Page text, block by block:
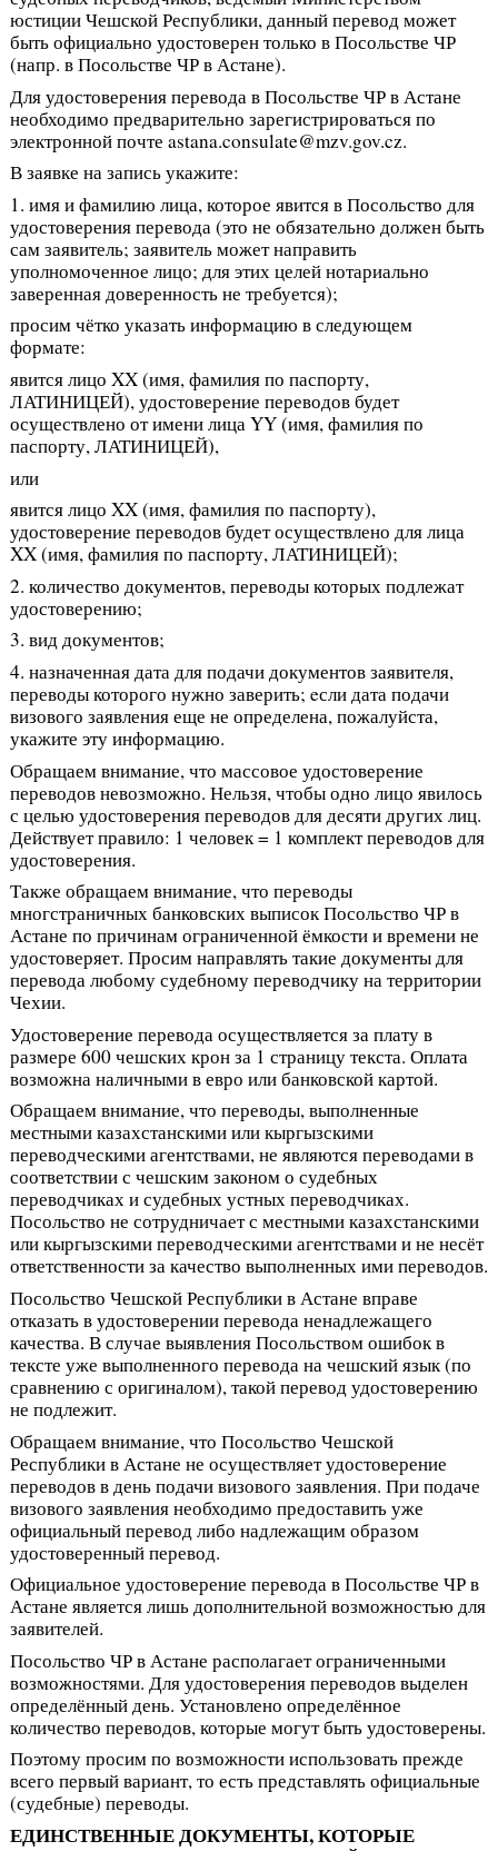
юстиции Чешской Республики, данный перевод может
быть официально удостоверен только в Посольстве ЧР
(напр. в Посольстве ЧР в Астане).
Для удостоверения перевода в Посольстве ЧР в Астане
необходимо предварительно зарегистрироваться по
электронной почте astana.consulate@mzv.gov.cz.
В заявке на запись укажите:
1. имя и фамилию лица, которое явится в Посольство для
удостоверения перевода (это не обязательно должен быть
сам заявитель; заявитель может направить
уполномоченное лицо; для этих целей нотариально
заверенная доверенность не требуется);
просим чётко указать информацию в следующем
формате:
явится лицо XX (имя, фамилия по паспорту,
ЛАТИНИЦЕЙ), удостоверение переводов будет
осуществлено от имени лица YY (имя, фамилия по
паспорту, ЛАТИНИЦЕЙ),
или
явится лицо XX (имя, фамилия по паспорту),
удостоверение переводов будет осуществлено для лица
XX (имя, фамилия по паспорту, ЛАТИНИЦЕЙ);
2. количество документов, переводы которых подлежат
удостоверению;
3. вид документов;
4. назначенная дата для подачи документов заявителя,
переводы которого нужно заверить; eсли дата подачи
визового заявления еще не определена, пожалуйста,
укажите эту информацию.
Обращаем внимание, что массовое удостоверение
переводов невозможно. Нельзя, чтобы одно лицо явилось
с целью удостоверения переводов для десяти других лиц.
Действует правило: 1 человек = 1 комплект переводов для
удостоверения.
Также обращаем внимание, что переводы
многстраничных банковских выписок Посольство ЧР в
Астане по причинам ограниченной ёмкости и времени не
удостоверяет. Просим направлять такие документы для
перевода любому судебному переводчику на территории
Чехии.
Удостоверение перевода осуществляется за плату в
размере 600 чешских крон за 1 страницу текста. Оплата
возможна наличными в евро или банковской картой.
Обращаем внимание, что переводы, выполненные
местными казахстанскими или кыргызскими
переводческими агентствами, не являются переводами в
соответствии с чешским законом о судебных
переводчиках и судебных устных переводчиках.
Посольство не сотрудничает с местными казахстанскими
или кыргызскими переводческими агентствами и не несёт
ответственности за качество выполненных ими переводов.
Посольство Чешской Республики в Астане вправе
отказать в удостоверении перевода ненадлежащего
качества. В случае выявления Посольством ошибок в
тексте уже выполненного перевода на чешский язык (по
сравнению с оригиналом), такой перевод удостоверению
не подлежит.
Обращаем внимание, что Посольство Чешской
Республики в Астане не осуществляет удостоверение
переводов в день подачи визового заявления. При подаче
визового заявления необходимо предоставить уже
официальный перевод либо надлежащим образом
удостоверенный перевод.
Официальное удостоверение перевода в Посольстве ЧР в
Астане является лишь дополнительной возможностью для
заявителей.
Посольство ЧР в Астане располагает ограниченными
возможностями. Для удостоверения переводов выделен
определённый день. Установлено определённое
количество переводов, которые могут быть удостоверены.
Поэтому просим по возможности использовать прежде
всего первый вариант, то есть представлять официальные
(судебные) переводы.
ЕДИНСТВЕННЫЕ ДОКУМЕНТЫ, КОТОРЫЕ